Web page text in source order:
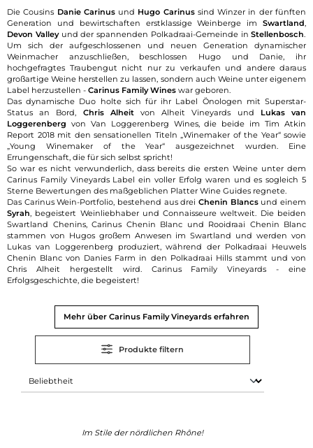
Die Cousins Danie Carinusund Hugo Carinussind Winzer in der fünften
Generation und bewirtschaften erstklassige Weinberge im Swartland
Devon Valleyund der spannenden Polkadraai-Gemeinde inStellenbosch
Um sich der aufgeschlossenen und neuen Generation dynamischer
Weinmacher anzuschließen, beschlossen Hugo und Danie, ihr
hochgefragtes Traubengut nicht nur zu verkaufen und andere daraus
großartige Weine herstellen zu lassen, sondern auch Weine unter eigenem
Label herzustellen - Carinus Family Wines war geboren.
Das dynamische Duo holte sich für ihr Label Önologen mit Superstar-
Status an Bord, Chris Alheitvon Alheit Vineyards und Lukas van
Loggerenberg von Van Loggerenberg Wines, die beide im Tim Atkin
Report 2018 mit den sensationellen Titeln „Winemaker of the Year“ sowie
„Young Winemaker of the Year“ ausgezeichnet wurden. Eine
Errungenschaft, die für sich selbst spricht!
So war es nicht verwunderlich, dass bereits die ersten Weine unter dem
Carinus Family Vineyards Label ein voller Erfolg waren und es sogleich 5
Sterne Bewertungen des maßgeblichen Platter Wine Guides regnete.
Das Carinus Wein-Portfolio, bestehend aus drei Chenin Blancsund einem
Syrah , begeistert Weinliebhaber und Connaisseure weltweit. Die beiden
Swartland Chenins, Carinus Chenin Blanc und Rooidraai Chenin Blanc
stammen von Hugos großem Anwesen im Swartland und werden von
Lukas van Loggerenberg produziert, während der Polkadraai Heuwels
Chenin Blanc von Danies Farm in den Polkadraai Hills stammt und von
Chris Alheit hergestellt wird. Carinus Family Vineyards - eine
Erfolgsgeschichte, die begeistert!
Mehr über Carinus Family Vineyards erfahren
Produkte filtern
Im Stile der nördlichen Rhône!